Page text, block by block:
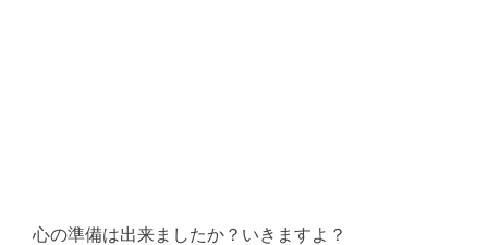
心の準備は出来ましたか？いきますよ？